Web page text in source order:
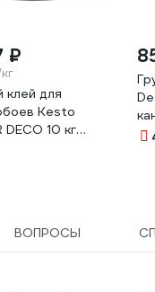
₽
клей для
Kesto
DECO 10 кг
ВОПРОСЫ